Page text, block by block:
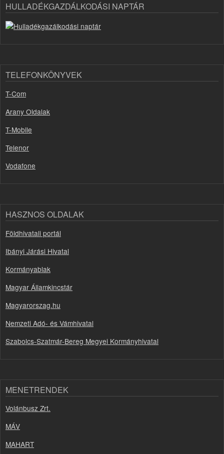
HULLADÉKGAZDÁLKODÁSI NAPTÁR
TELEFONKÖNYVEK
T-Com
Arany Oldalak
T-Mobile
Telenor
Vodafone
HASZNOS OLDALAK
Földhivatali portál
Ibányi Járási Hivatal
Kormányablak
Magyar Államkincstár
Magyarorszag.hu
Nemzeti Adó- és Vámhivatal
Szabolcs-Szatmár-Bereg Megyei Kormányhivatal
MENETRENDEK
Volánbusz Zrt.
MÁV
MAHART